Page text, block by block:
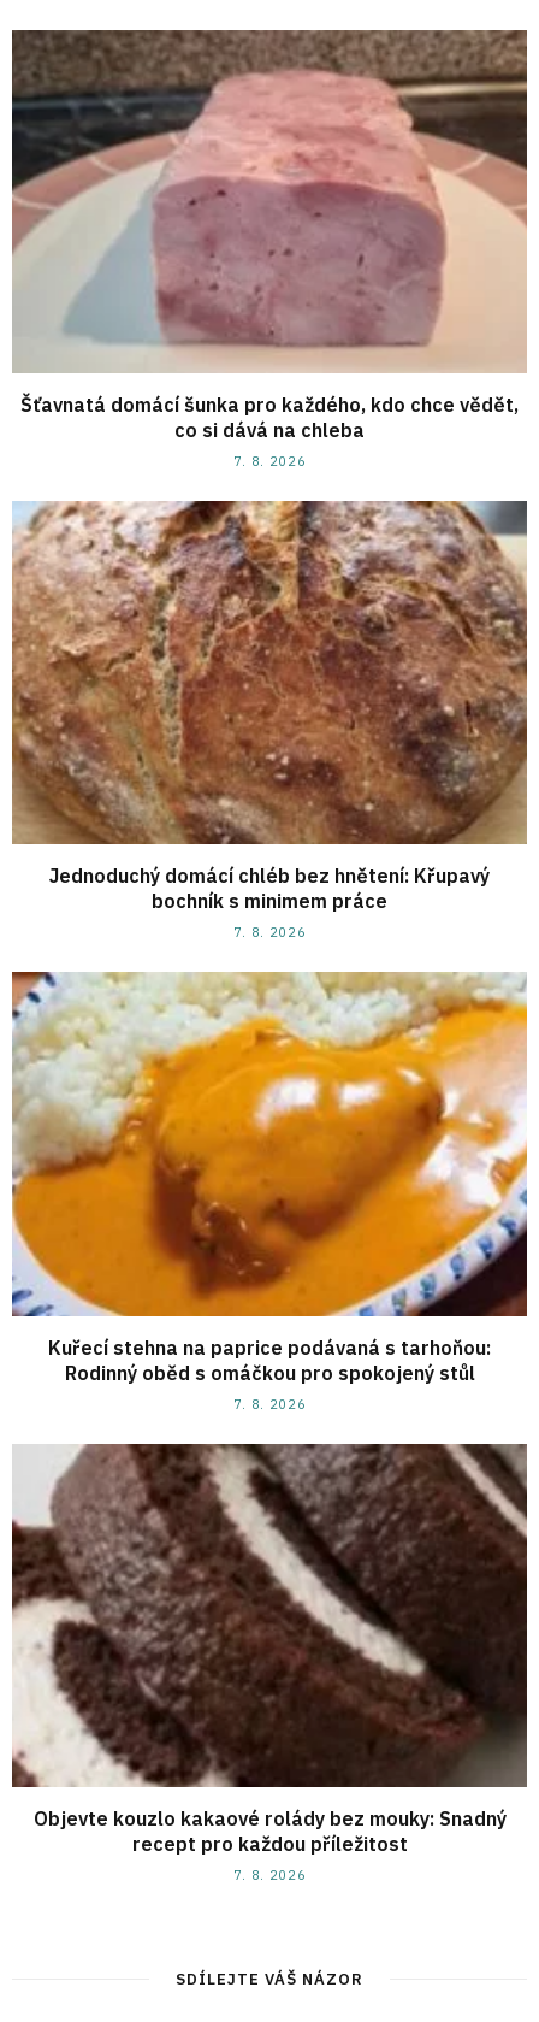
Šťavnatá domácí šunka pro každého, kdo chce vědět,
co si dává na chleba
7. 8. 2026
Jednoduchý domácí chléb bez hnětení: Křupavý
bochník s minimem práce
7. 8. 2026
Kuřecí stehna na paprice podávaná s tarhoňou:
Rodinný oběd s omáčkou pro spokojený stůl
7. 8. 2026
Objevte kouzlo kakaové rolády bez mouky: Snadný
recept pro každou příležitost
7. 8. 2026
SDÍLEJTE VÁŠ NÁZOR